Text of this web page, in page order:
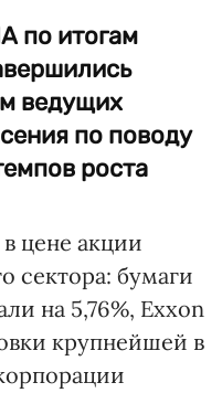
по итогам
ведущих
по поводу
роста
цене акции
сектора: бумаги
на 5,76%, Exxon
крупнейшей в